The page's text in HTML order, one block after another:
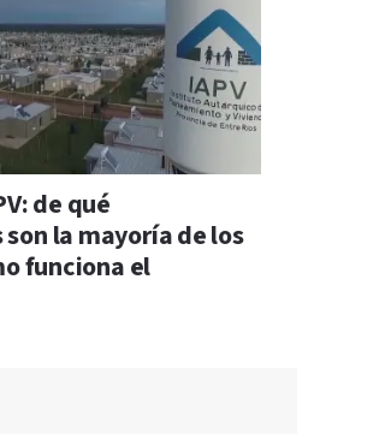
de qué
la mayoría de los
funciona el